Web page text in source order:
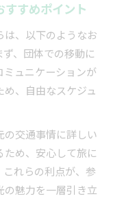
すすめポイント
、以下のようなお
、団体での移動に
ュニケーションが
、自由なスケジュ
の交通事情に詳しい
ため、安心して旅に
れらの利点が、参
魅力を一層引き立